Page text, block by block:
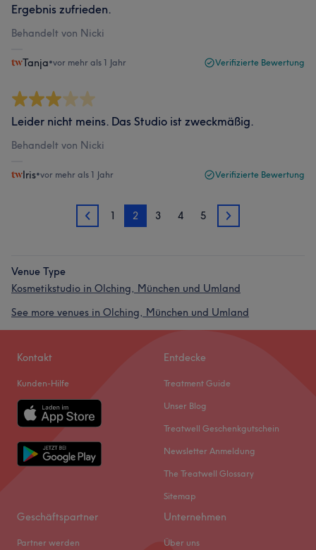
Ergebnis zufrieden.
Behandelt von Nicki
Tanja•vor mehr als 1 Jahr Verifizierte Bewertung
Leider nicht meins. Das Studio ist zweckmäßig.
Behandelt von Nicki
Iris•vor mehr als 1 Jahr Verifizierte Bewertung
1 1 2 3 4 5 3
Venue Type
Kosmetikstudio in Olching, München und Umland
See more venues in Olching, München und Umland
Kontakt
Kunden-Hilfe
Entdecke
Treatment Guide
Unser Blog
Treatwell Geschenkgutschein
Newsletter Anmeldung
The Treatwell Glossary
Sitemap
Geschäftspartner
Partner werden
Unternehmen
Über uns